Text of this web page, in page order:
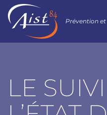
Prévention
LE